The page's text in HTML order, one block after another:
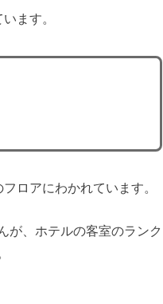
ます。
ロアにわかれています。
が、ホテルの客室のランク